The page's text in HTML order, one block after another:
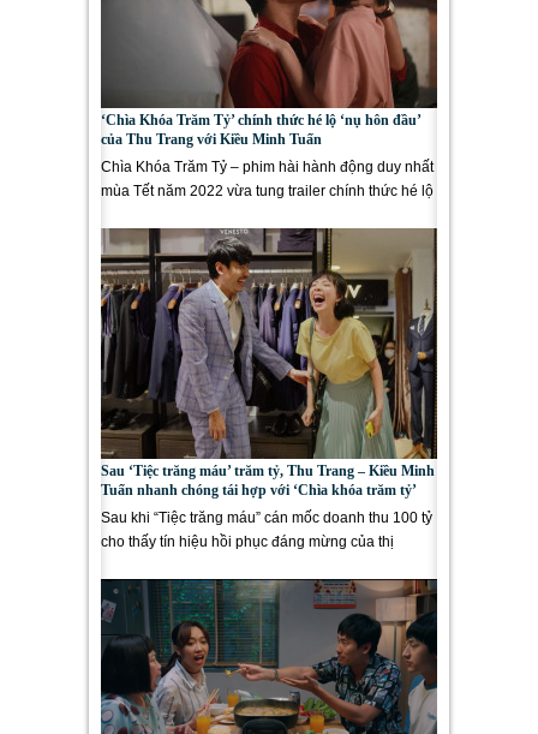
‘Chìa Khóa Trăm Tỷ’ chính thức hé lộ ‘nụ hôn đầu’
của Thu Trang với Kiều Minh Tuấn
Chìa Khóa Trăm Tỷ – phim hài hành động duy nhất
mùa Tết năm 2022 vừa tung trailer chính thức hé lộ
Sau ‘Tiệc trăng máu’ trăm tỷ, Thu Trang – Kiều Minh
Tuấn nhanh chóng tái hợp với ‘Chìa khóa trăm tỷ’
Sau khi “Tiệc trăng máu” cán mốc doanh thu 100 tỷ
cho thấy tín hiệu hồi phục đáng mừng của thị